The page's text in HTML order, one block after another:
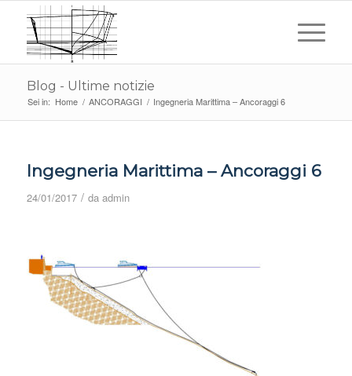
Blog - Ultime notizie
Sei in: Home / ANCORAGGI / Ingegneria Marittima – Ancoraggi 6
Ingegneria Marittima – Ancoraggi 6
24/01/2017 / da admin